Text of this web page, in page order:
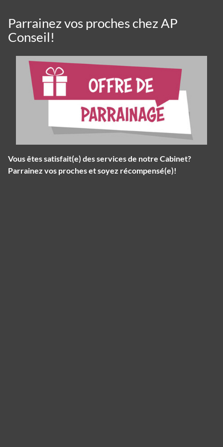
Parrainez vos proches chez AP
Conseil!
Vous êtes satisfait(e) des services de notre Cabinet?
Parrainez vos proches et soyez récompensé(e)!